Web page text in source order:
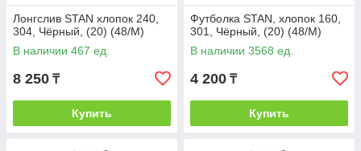
Лонгслив STAN хлопок 240,
304, Чёрный, (20) (48/M)
В наличии 467 ед.
8 250 ₸
Купить
Футболка STAN, хлопок 160,
301, Чёрный, (20) (48/M)
В наличии 3568 ед.
4 200 ₸
Купить